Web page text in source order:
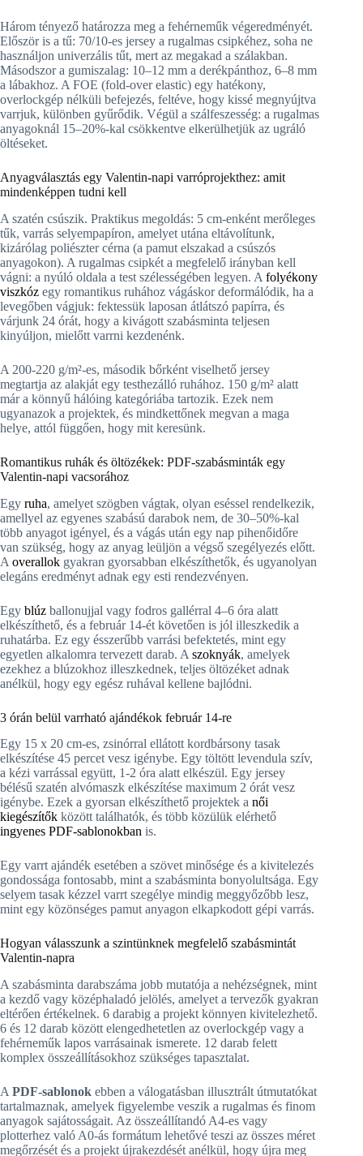
Három tényező határozza meg a fehérneműk végeredményét.
Először is a tű: 70/10-es jersey a rugalmas csipkéhez, soha ne
használjon univerzális tűt, mert az megakad a szálakban.
Másodszor a gumiszalag: 10–12 mm a derékpánthoz, 6–8 mm
a lábakhoz. A FOE (fold-over elastic) egy hatékony,
overlockgép nélküli befejezés, feltéve, hogy kissé megnyújtva
varrjuk, különben gyűrődik. Végül a szálfeszesség: a rugalmas
anyagoknál 15–20%-kal csökkentve elkerülhetjük az ugráló
öltéseket.
Anyagválasztás egy Valentin-napi varróprojekthez: amit
mindenképpen tudni kell
A szatén csúszik. Praktikus megoldás: 5 cm-enként merőleges
tűk, varrás selyempapíron, amelyet utána eltávolítunk,
kizárólag poliészter cérna (a pamut elszakad a csúszós
anyagokon). A rugalmas csipkét a megfelelő irányban kell
vágni: a nyúló oldala a test szélességében legyen. A folyékony
viszkóz egy romantikus ruhához vágáskor deformálódik, ha a
levegőben vágjuk: fektessük laposan átlátszó papírra, és
várjunk 24 órát, hogy a kivágott szabásminta teljesen
kinyúljon, mielőtt varrni kezdenénk.
A 200-220 g/m²-es, második bőrként viselhető jersey
megtartja az alakját egy testhezálló ruhához. 150 g/m² alatt
már a könnyű hálóing kategóriába tartozik. Ezek nem
ugyanazok a projektek, és mindkettőnek megvan a maga
helye, attól függően, hogy mit keresünk.
Romantikus ruhák és öltözékek: PDF-szabásminták egy
Valentin-napi vacsorához
Egy ruha, amelyet szögben vágtak, olyan eséssel rendelkezik,
amellyel az egyenes szabású darabok nem, de 30–50%-kal
több anyagot igényel, és a vágás után egy nap pihenőidőre
van szükség, hogy az anyag leüljön a végső szegélyezés előtt.
A overallok gyakran gyorsabban elkészíthetők, és ugyanolyan
elegáns eredményt adnak egy esti rendezvényen.
Egy blúz ballonujjal vagy fodros gallérral 4–6 óra alatt
elkészíthető, és a február 14-ét követően is jól illeszkedik a
ruhatárba. Ez egy ésszerűbb varrási befektetés, mint egy
egyetlen alkalomra tervezett darab. A szoknyák, amelyek
ezekhez a blúzokhoz illeszkednek, teljes öltözéket adnak
anélkül, hogy egy egész ruhával kellene bajlódni.
3 órán belül varrható ajándékok február 14-re
Egy 15 x 20 cm-es, zsinórral ellátott kordbársony tasak
elkészítése 45 percet vesz igénybe. Egy töltött levendula szív,
a kézi varrással együtt, 1-2 óra alatt elkészül. Egy jersey
bélésű szatén alvómaszk elkészítése maximum 2 órát vesz
igénybe. Ezek a gyorsan elkészíthető projektek a női
kiegészítők között találhatók, és több közülük elérhető
ingyenes PDF-sablonokban is.
Egy varrt ajándék esetében a szövet minősége és a kivitelezés
gondossága fontosabb, mint a szabásminta bonyolultsága. Egy
selyem tasak kézzel varrt szegélye mindig meggyőzőbb lesz,
mint egy közönséges pamut anyagon elkapkodott gépi varrás.
Hogyan válasszunk a szintünknek megfelelő szabásmintát
Valentin-napra
A szabásminta darabszáma jobb mutatója a nehézségnek, mint
a kezdő vagy középhaladó jelölés, amelyet a tervezők gyakran
eltérően értékelnek. 6 darabig a projekt könnyen kivitelezhető.
6 és 12 darab között elengedhetetlen az overlockgép vagy a
fehérneműk lapos varrásainak ismerete. 12 darab felett
komplex összeállításokhoz szükséges tapasztalat.
A PDF-sablonok ebben a válogatásban illusztrált útmutatókat
tartalmaznak, amelyek figyelembe veszik a rugalmas és finom
anyagok sajátosságait. Az összeállítandó A4-es vagy
plotterhez való A0-ás formátum lehetővé teszi az összes méret
megőrzését és a projekt újrakezdését anélkül, hogy újra meg